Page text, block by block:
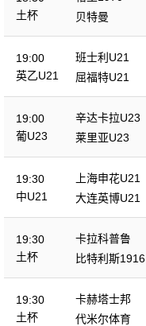
土杯
贝特曼
19:00
英乙U21
班士利U21
屈福特U21
19:00
葡U23
辛达卡拉U23
莱里亚U23
19:30
中U21
上海申花U21
大连英博U21
19:30
土杯
卡拉科普鲁
比特利斯1916
19:30
土杯
卡赫塔士邦
代米尔体育